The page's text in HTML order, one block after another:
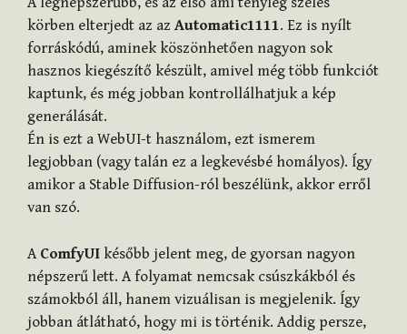
körben elterjedt az az Automatic1111. Ez is nyílt
forráskódú, aminek köszönhetően nagyon sok
hasznos kiegészítő készült, amivel még több funkciót
kaptunk, és még jobban kontrollálhatjuk a kép
generálását.
Én is ezt a WebUI-t használom, ezt ismerem
legjobban (vagy talán ez a legkevésbé homályos). Így
amikor a Stable Diffusion-ról beszélünk, akkor erről
van szó.
A ComfyUI később jelent meg, de gyorsan nagyon
népszerű lett. A folyamat nemcsak csúszkákból és
számokból áll, hanem vizuálisan is megjelenik. Így
jobban átlátható, hogy mi is történik. Addig persze,